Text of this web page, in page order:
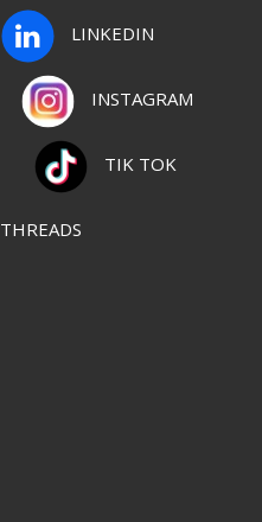
LINKEDIN
INSTAGRAM
TIK TOK
THREADS